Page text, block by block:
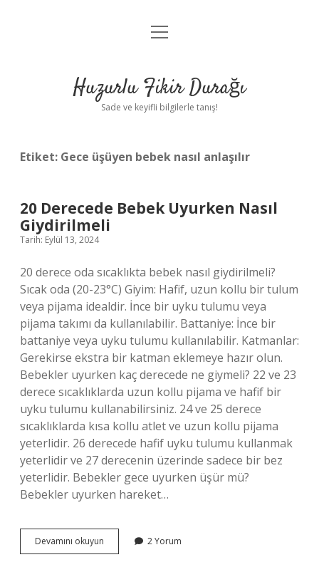
Anasayfa
Yasal Uyarı
menüyü
Huzurlu Fikir Durağı
Sade ve keyifli bilgilerle tanış!
Etiket: Gece üşüyen bebek nasıl anlaşılır
20 Derecede Bebek Uyurken Nasıl
Giydirilmeli
Tarih: Eylül 13, 2024
20 derece oda sıcaklıkta bebek nasıl giydirilmeli?
Sıcak oda (20-23°C) Giyim: Hafif, uzun kollu bir tulum
veya pijama idealdir. İnce bir uyku tulumu veya
pijama takımı da kullanılabilir. Battaniye: İnce bir
battaniye veya uyku tulumu kullanılabilir. Katmanlar:
Gerekirse ekstra bir katman eklemeye hazır olun.
Bebekler uyurken kaç derecede ne giymeli? 22 ve 23
derece sıcaklıklarda uzun kollu pijama ve hafif bir
uyku tulumu kullanabilirsiniz. 24 ve 25 derece
sıcaklıklarda kısa kollu atlet ve uzun kollu pijama
yeterlidir. 26 derecede hafif uyku tulumu kullanmak
yeterlidir ve 27 derecenin üzerinde sadece bir bez
yeterlidir. Bebekler gece uyurken üşür mü?
Bebekler uyurken hareket…
Devamını okuyun
Derecede
2 Yorum